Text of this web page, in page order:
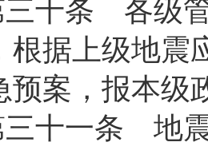
三十条 各级
根据上级地震
预案，报本级
三十一条 地